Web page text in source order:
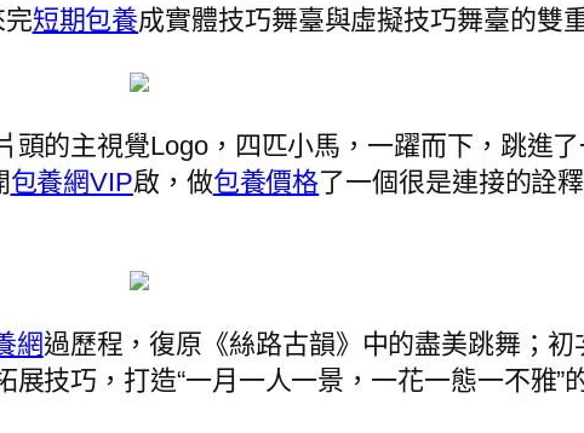
短期包養成實體技巧舞臺與虛擬技巧舞臺的雙
的主視覺Logo，四匹小馬，一躍而下，跳進
包養網VIP啟，做包養價格了一個很是連接的詮
網過歷程，復原《絲路古韻》中的盡美跳舞；
展技巧，打造“一月一人一景，一花一態一不雅”